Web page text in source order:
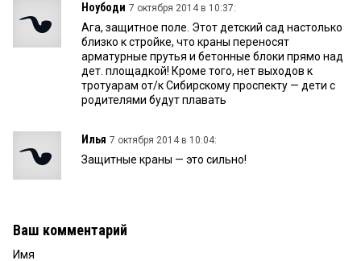
Ноубоди 7 октября 2014 в 10:37:
Ага, защитное поле. Этот детский сад настолько
близко к стройке, что краны переносят
арматурные прутья и бетонные блоки прямо над
дет. площадкой! Кроме того, нет выходов к
тротуарам от/к Сибирскому проспекту — дети с
родителями будут плавать
Илья 7 октября 2014 в 10:04:
Защитные краны — это сильно!
Ваш комментарий
Имя